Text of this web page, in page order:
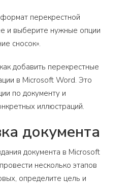
перекрестной
и выберите нужные опции
сносок».
добавить перекрестные
в Microsoft Word. Это
по документу и
иллюстраций.
документа
документа в Microsoft
несколько этапов
определите цель и